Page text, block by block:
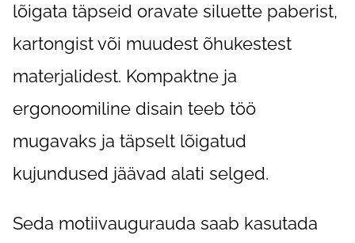
lõigata täpseid oravate siluette paberist,
kartongist või muudest õhukestest
materjalidest. Kompaktne ja
ergonoomiline disain teeb töö
mugavaks ja täpselt lõigatud
kujundused jäävad alati selged.
Seda motiivaugurauda saab kasutada